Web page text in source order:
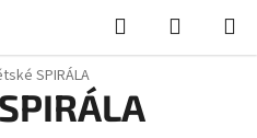
Hledat
KOŠÍK
SPIRÁLA